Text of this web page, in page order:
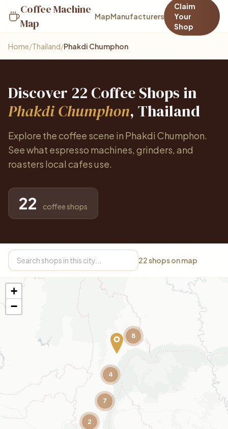
Coffee Machine
Map
MapManufacturers
Claim
Your
Shop
Home/Thailand/Phakdi Chumphon
Discover 22 Coffee Shops in
Phakdi Chumphon, Thailand
Explore the coffee scene in Phakdi Chumphon.
See what espresso machines, grinders, and
roasters local cafes use.
22 coffee shops
22 shops on map
2
7
4
8
+
−